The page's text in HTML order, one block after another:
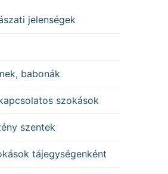
jelenségek
babonák
szokások
szentek
tájegységenként